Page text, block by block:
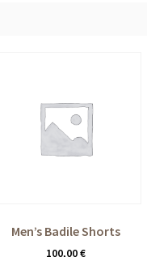
Men’s Badile Shorts
100,00€